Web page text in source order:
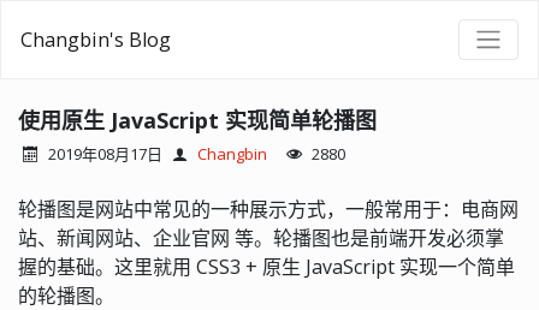
Changbin's Blog
使用原生 JavaScript 实现简单轮播图
2019年08月17日 Changbin 2880
轮播图是网站中常见的一种展示方式，一般常用于：电商网
站、新闻网站、企业官网 等。轮播图也是前端开发必须掌
握的基础。这里就用 CSS3 + 原生 JavaScript 实现一个简单
的轮播图。